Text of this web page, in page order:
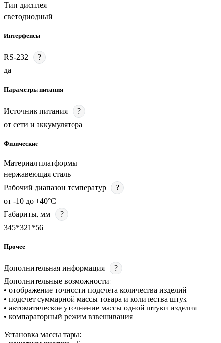
Тип дисплея
светодиодный
Интерфейсы
RS-232
?
да
Параметры питания
Источник питания
?
от сети и аккумулятора
Физические
Материал платформы
нержавеющая сталь
Рабочий диапазон температур
?
от -10 до +40°C
Габариты, мм
?
345*321*56
Прочее
Дополнительная информация
?
Дополнительные возможности:
• отображение точности подсчета количества изделий
• подсчет суммарной массы товара и количества штук
• автоматическое уточнение массы одной штуки изделия
• компараторный режим взвешивания
Установка массы тары: